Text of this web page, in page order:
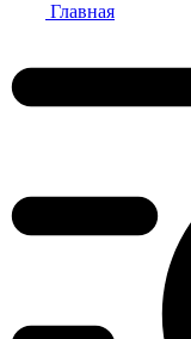
Главная